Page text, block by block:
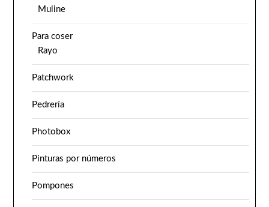
Muline
Para coser
Rayo
Patchwork
Pedrería
Photobox
Pinturas por números
Pompones